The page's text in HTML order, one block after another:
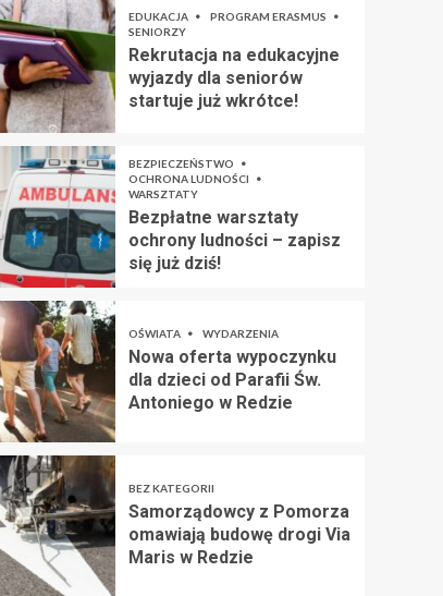
EDUKACJA
PROGRAM ERASMUS
SENIORZY
Rekrutacja na edukacyjne
wyjazdy dla seniorów
startuje już wkrótce!
BEZPIECZEŃSTWO
OCHRONA LUDNOŚCI
WARSZTATY
Bezpłatne warsztaty
ochrony ludności – zapisz
się już dziś!
OŚWIATA WYDARZENIA
Nowa oferta wypoczynku
dla dzieci od Parafii Św.
Antoniego w Redzie
BEZ KATEGORII
Samorządowcy z Pomorza
omawiają budowę drogi Via
Maris w Redzie